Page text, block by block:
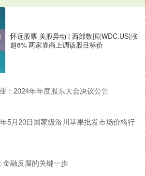
怀远股票 美股异动 | 西部数据(WDC.US)涨
超8% 两家券商上调该股目标价
：2024年年度股东大会决议公告
5月20日国家级洛川苹果批发市场价格行
金融反腐的关键一步